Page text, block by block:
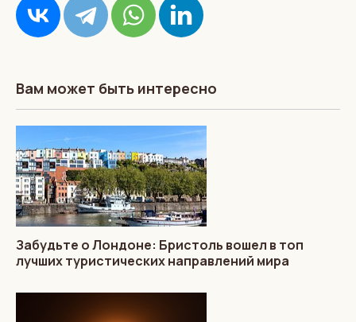
Вам может быть интересно
Забудьте о Лондоне: Бристоль вошел в топ
лучших туристических направлений мира